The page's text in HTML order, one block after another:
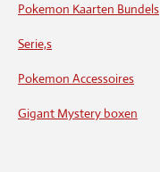
Pokemon Kaarten Bundels
Serie,s
Pokemon Accessoires
Gigant Mystery boxen